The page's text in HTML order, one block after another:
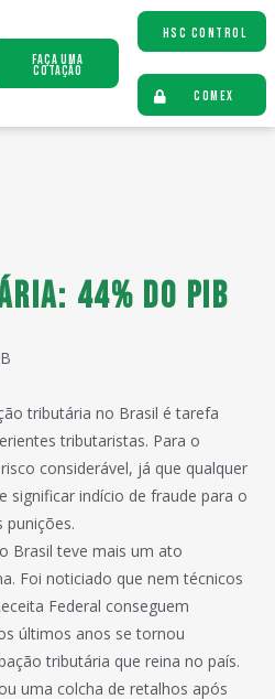
Faça uma
Cotação
HSC CONTROL
COMEX
44% do PIB
tributária no Brasil é tarefa
tributaristas. Para o
considerável, já que qualquer
significar indício de fraude para o
punições.
Brasil teve mais um ato
Foi noticiado que nem técnicos
Federal conseguem
últimos anos se tornou
tributária que reina no país.
uma colcha de retalhos após